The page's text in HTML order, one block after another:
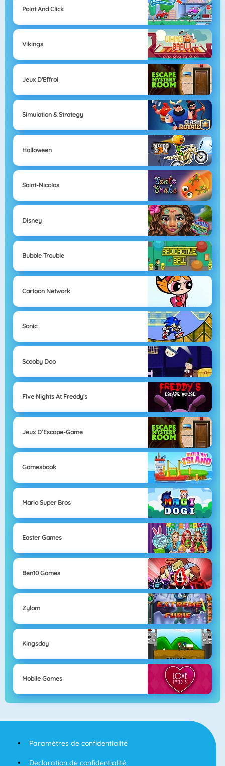
Point And Click
Vikings
Jeux D'Effroi
Simulation & Strategy
Halloween
Saint-Nicolas
Disney
Bubble Trouble
Cartoon Network
Sonic
Scooby Doo
Five Nights At Freddy's
Jeux D’Escape-Game
Gamesbook
Mario Super Bros
Easter Games
Ben10 Games
Zylom
Kingsday
Mobile Games
Paramètres de confidentialité
Declaration de confidentialité